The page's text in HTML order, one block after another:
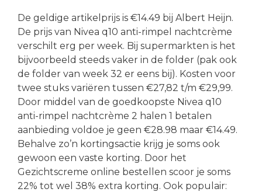
De geldige artikelprijs is €14.49 bij Albert Heijn.
De prijs van Nivea q10 anti-rimpel nachtcrème
verschilt erg per week. Bij supermarkten is het
bijvoorbeeld steeds vaker in de folder (pak ook
de folder van week 32 er eens bij). Kosten voor
twee stuks variëren tussen €27,82 t/m €29,99.
Door middel van de goedkoopste Nivea q10
anti-rimpel nachtcrème 2 halen 1 betalen
aanbieding voldoe je geen €28.98 maar €14.49.
Behalve zo’n kortingsactie krijg je soms ook
gewoon een vaste korting. Door het
Gezichtscreme online bestellen scoor je soms
22% tot wel 38% extra korting. Ook populair: